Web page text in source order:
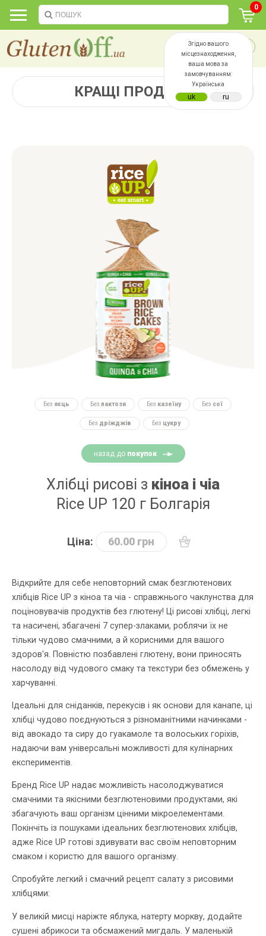
Згідно вашого
місцезнаходження,
ваша мова за
замовчуванням:
Українська
0
КРАЩІ ПРОДАЖІ
Без яєць Без лактози Без казеїну Без сої
Без дріжджів Без цукру
назад до покупок
Хлібці рисові з кіноа і чіа
Rice UP 120 г Болгарія
Ціна: 60.00 грн
Відкрийте для себе неповторний смак безглютенових
хлібців Rice UP з кіноа та чіа - справжнього чаклунства для
поціновувачів продуктів без глютену! Ці рисові хлібці, легкі
та насичені, збагачені 7 супер-злаками, роблячи їх не
тільки чудово смачними, а й корисними для вашого
здоров'я. Повністю позбавлені глютену, вони приносять
насолоду від чудового смаку та текстури без обмежень у
харчуванні.
Ідеальні для сніданків, перекусів і як основи для канапе, ці
хлібці чудово поєднуються з різноманітними начинками -
від авокадо та сиру до гуакамоле та волоських горіхів,
надаючи вам універсальні можливості для кулінарних
експериментів.
Бренд Rice UP надає можливість насолоджуватися
смачними та якісними безглютеновими продуктами, які
збагачують ваш організм цінними мікроелементами.
Покінчіть із пошуками ідеальних безглютенових хлібців,
адже Rice UP готові здивувати вас своїм неповторним
смаком і користю для вашого організму.
Спробуйте легкий і смачний рецепт салату з рисовими
хлібцями:
У великій мисці наріжте яблука, натерту моркву, додайте
сушені абрикоси та обсмажений мигдаль. У маленькій